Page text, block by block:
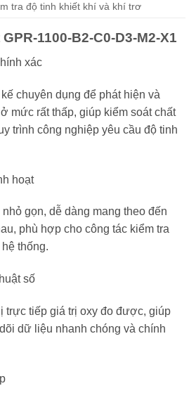
tra độ tinh khiết khí và khí trơ
1100-B2-C0-D3-M2-X1
xác
chuyên dụng để phát hiện và
mức rất thấp, giúp kiểm soát chất
trình công nghiệp yêu cầu độ tinh
hoạt
gọn, dễ dàng mang theo đến
phù hợp cho công tác kiểm tra
thống.
số
trực tiếp giá trị oxy đo được, giúp
dữ liệu nhanh chóng và chính